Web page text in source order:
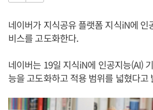
네이버가 지식공유 플랫폼 지식iN에 인
비스를 고도화한다.
네이버는 19일 지식iN에 인공지능(AI)
능을 고도화하고 적용 범위를 넓혔다고